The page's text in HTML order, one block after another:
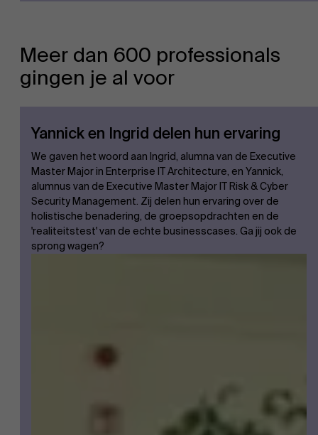
Meer dan 600 professionals
gingen je al voor
Yannick en Ingrid delen hun ervaring
We gaven het woord aan Ingrid, alumna van de Executive
Master Major in Enterprise IT Architecture, en Yannick,
alumnus van de Executive Master Major IT Risk & Cyber
Security Management. Zij delen hun ervaring over de
holistische benadering, de groepsopdrachten en de
'realiteitstest' van de echte businesscases. Ga jij ook de
sprong wagen?